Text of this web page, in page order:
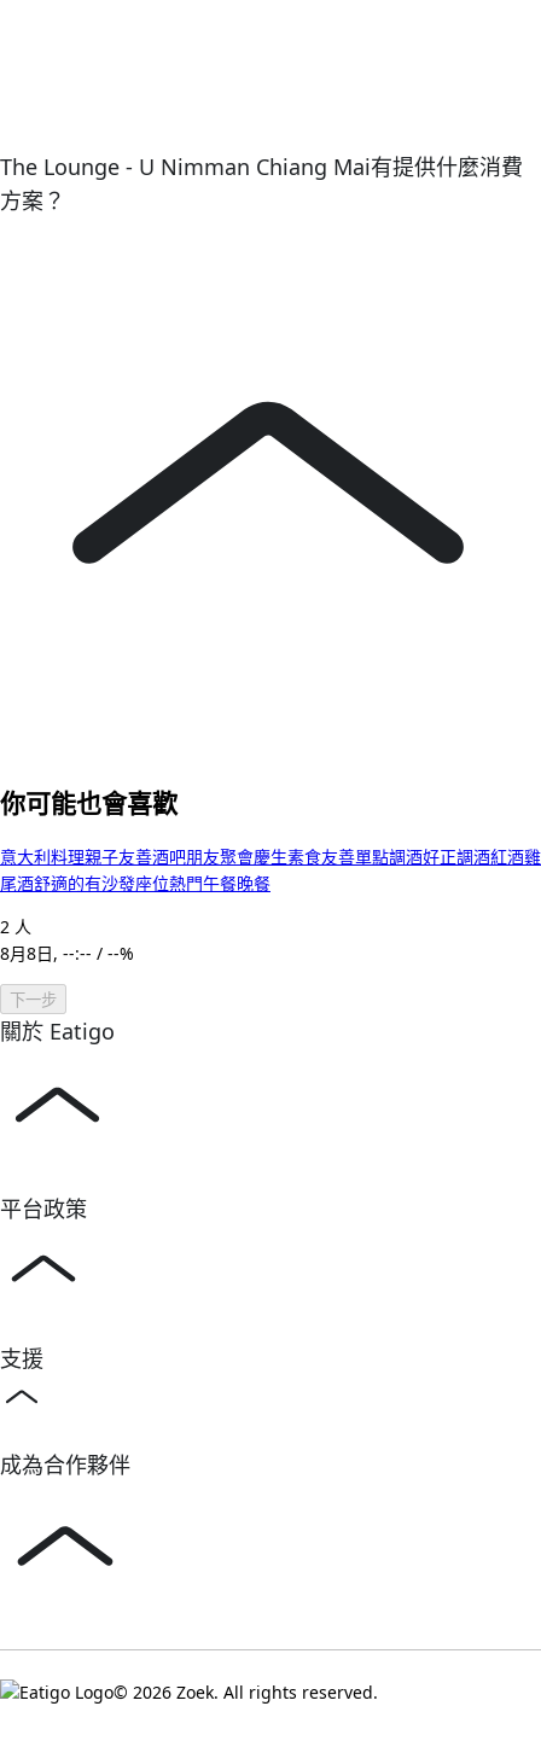
The Lounge - U Nimman Chiang Mai有提供什麼消費
方案？
你可能也會喜歡
意大利料理親子友善酒吧朋友聚會慶生素食友善單點調酒好正調酒紅酒雞
尾酒舒適的有沙發座位熱門午餐晚餐
2 人
8月8日, --:-- / --%
下一步
關於 Eatigo
平台政策
支援
成為合作夥伴
© 2026 Zoek. All rights reserved.